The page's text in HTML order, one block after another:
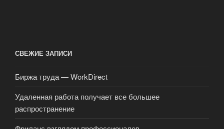
СВЕЖИЕ ЗАПИСИ
Биржа труда — WorkDirect
Удаленная работа получает все большее
распространение